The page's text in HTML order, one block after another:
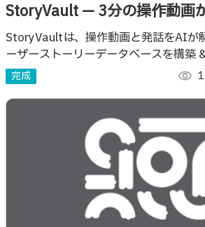
StoryVault — 3分の操作動画
価値のデータベース」を育て
ト
StoryVaultは、操作動画と発話をAIが
ーザーストーリーデータベースを構築
で外部AIへ接続。プロダクト開発特化
完成 visibility